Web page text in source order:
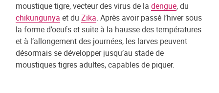
moustique tigre, vecteur des virus de la dengue, du
chikungunya et du Zika. Après avoir passé l’hiver sous
la forme d’oeufs et suite à la hausse des températures
et à l’allongement des journées, les larves peuvent
désormais se développer jusqu’au stade de
moustiques tigres adultes, capables de piquer.